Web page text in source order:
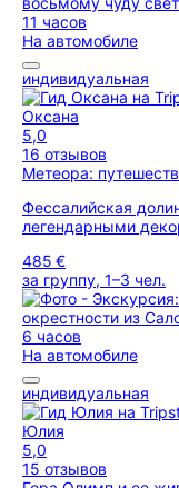
11 часов
На автомобиле
индивидуальная
Оксана
5,0
16 отзывов
Метеора:
Фессалийская
легендарными
485 €
за группу, 1–3 чел.
6 часов
На автомобиле
индивидуальная
Юлия
5,0
15 отзывов